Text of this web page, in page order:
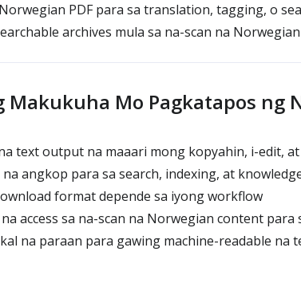
PDF para sa translation, tagging, o
archives mula sa na-scan na
Makukuha Mo Pagkatapos ng
text output na maaari mong kopyahin, i-edit,
angkop para sa search, indexing, at
format depende sa iyong workflow
access sa na-scan na Norwegian content para
na paraan para gawing machine-readable na